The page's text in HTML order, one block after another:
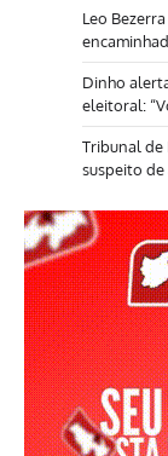
Leo
Dinho
eleitoral:
Tribunal de
suspeito de